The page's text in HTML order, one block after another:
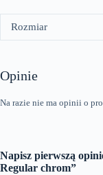
Rozmiar
Opinie
Na razie nie ma opinii o
Napisz pierwszą
Regular chrom”